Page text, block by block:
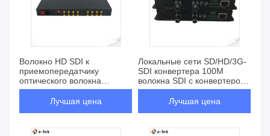
Волокно HD SDI к
приемопередатчику
оптического волокна
конвертера 16-Channels
локальных сетей видео-
Лучшая цена
Локальные сети SD/HD/3G-
SDI конвертера 100M
волокна SDI с конвертером
данных RS485 видео-
Лучшая цена